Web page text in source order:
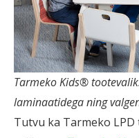
Tarmeko Kids®
laminaatidega ning
Tutvu ka Tarmeko